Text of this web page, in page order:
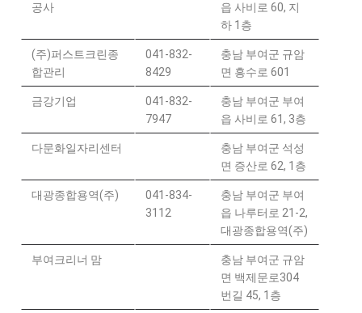
공사
읍 사비로 60, 지
하 1층
(주)퍼스트크린종
합관리
041-832-
8429
충남 부여군 규암
면 흥수로 601
금강기업
041-832-
7947
충남 부여군 부여
읍 사비로 61, 3층
다문화일자리센터
충남 부여군 석성
면 증산로 62, 1층
대광종합용역(주)
041-834-
3112
충남 부여군 부여
읍 나루터로 21-2,
대광종합용역(주)
부여크리너 맘
충남 부여군 규암
면 백제문로304
번길 45, 1층